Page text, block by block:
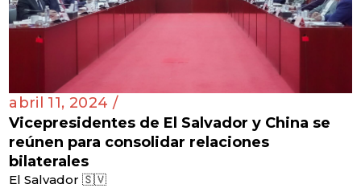
abril 11, 2024 /
Vicepresidentes de El Salvador y China se
reúnen para consolidar relaciones
bilaterales
El Salvador 🇸🇻